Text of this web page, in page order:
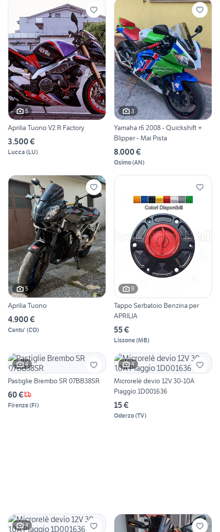
5
Aprilia Tuono V2 R Factory
3.500 €
Lucca (LU)
3
Yamaha r6 2008 - Quickshift +
Blipper - Mai Pista
8.000 €
Osimo(AN)
5
Aprilia Tuono
4.900 €
Cantu' (CO)
9
Tappo Serbatoio Benzina per
APRILIA
55 €
Lissone(MB)
4
Pastiglie Brembo SR 07BB38SR
60 €
Firenze(FI)
4
Microrelè devio 12V 30-10A
Piaggio 1D001636
15 €
Oderzo(TV)
4